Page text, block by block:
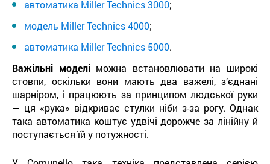
автоматика Miller Technics 3000;
модель Miller Technics 4000;
автоматика Miller Technics 5000.
Важільні моделіможна встановлювати на широкі
стовпи, оскільки вони мають два важелі, з’єднані
шарніром, і працюють за принципом людської руки
— ця «рука» відкриває стулки ніби з-за рогу. Однак
така автоматика коштує удвічі дорожче за лінійну й
поступається їй у потужності.